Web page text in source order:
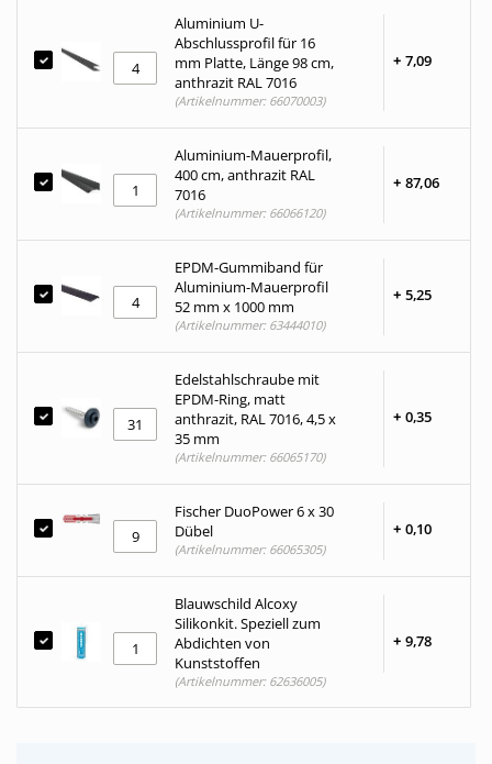
Aluminium U-
Abschlussprofil für 16
mm Platte, Länge 98 cm,
anthrazit RAL 7016
+ 7,09
(Artikelnummer: 66070003)
Aluminium-Mauerprofil,
400 cm, anthrazit RAL
7016
+ 87,06
(Artikelnummer: 66066120)
EPDM-Gummiband für
Aluminium-Mauerprofil
52 mm x 1000 mm
+ 5,25
(Artikelnummer: 63444010)
Edelstahlschraube mit
EPDM-Ring, matt
anthrazit, RAL 7016, 4,5 x
35 mm
+ 0,35
(Artikelnummer: 66065170)
Fischer DuoPower 6 x 30
Dübel
+ 0,10
(Artikelnummer: 66065305)
Blauwschild Alcoxy
Silikonkit. Speziell zum
Abdichten von
Kunststoffen
+ 9,78
(Artikelnummer: 62636005)